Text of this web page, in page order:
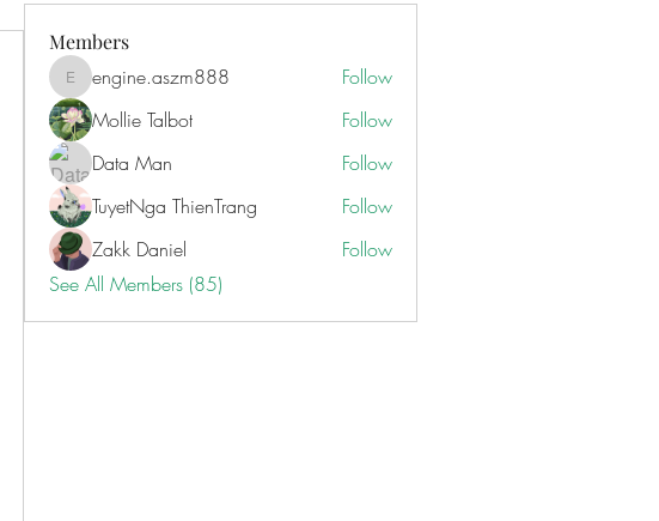
Members
engine.aszm888
engine.aszm888
Follow
Mollie Talbot
Follow
Data Man
Follow
TuyetNga ThienTrang
Follow
Zakk Daniel
Follow
See All Members (85)